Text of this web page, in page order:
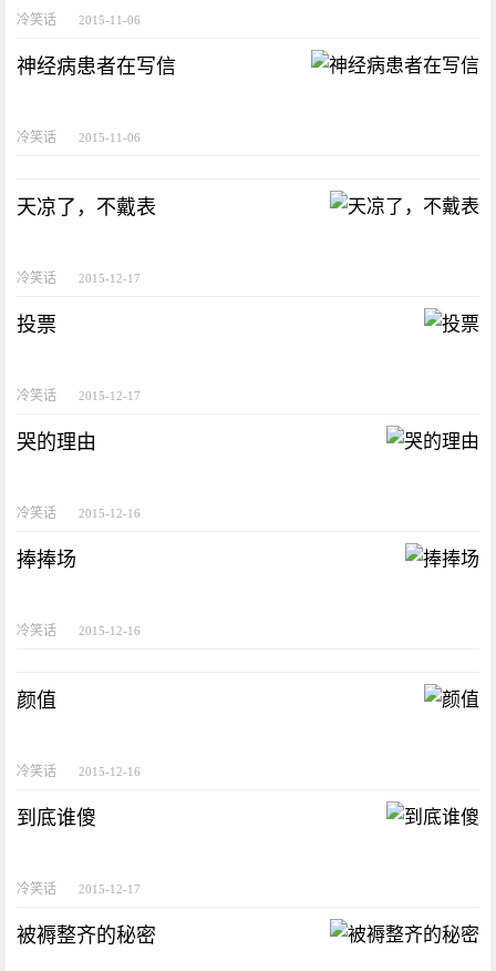
冷笑话 2015-11-06
神经病患者在写信
冷笑话 2015-11-06
天凉了，不戴表
冷笑话 2015-12-17
投票
冷笑话 2015-12-17
哭的理由
冷笑话 2015-12-16
捧捧场
冷笑话 2015-12-16
颜值
冷笑话 2015-12-16
到底谁傻
冷笑话 2015-12-17
被褥整齐的秘密